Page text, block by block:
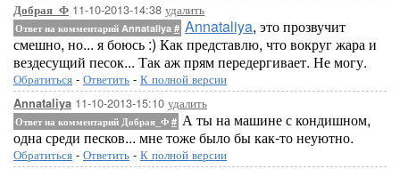
Добрая_Ф 11-10-2013-14:38 удалить
Ответ на комментарий Annataliya # Annataliya, это прозвучит
смешно, но... я боюсь :) Как представлю, что вокруг жара и
вездесущий песок... Так аж прям передергивает. Не могу.
Обратиться - Ответить - К полной версии
Annataliya 11-10-2013-15:10 удалить
Ответ на комментарий Добрая_Ф # А ты на машине с кондишном,
одна среди песков... мне тоже было бы как-то неуютно.
Обратиться - Ответить - К полной версии